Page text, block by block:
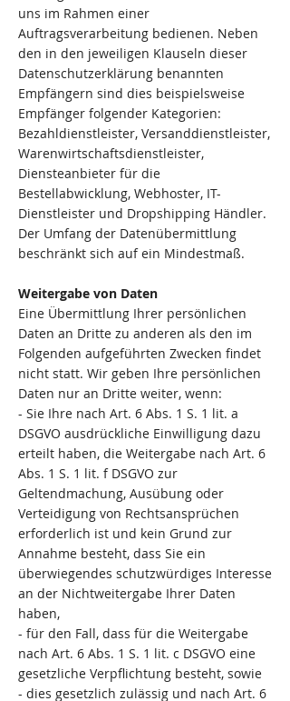
uns im Rahmen einer
Auftragsverarbeitung bedienen. Neben
den in den jeweiligen Klauseln dieser
Datenschutzerklärung benannten
Empfängern sind dies beispielsweise
Empfänger folgender Kategorien:
Bezahldienstleister, Versanddienstleister,
Warenwirtschaftsdienstleister,
Diensteanbieter für die
Bestellabwicklung, Webhoster, IT-
Dienstleister und Dropshipping Händler.
Der Umfang der Datenübermittlung
beschränkt sich auf ein Mindestmaß.
Weitergabe von Daten
Eine Übermittlung Ihrer persönlichen
Daten an Dritte zu anderen als den im
Folgenden aufgeführten Zwecken findet
nicht statt. Wir geben Ihre persönlichen
Daten nur an Dritte weiter, wenn:
- Sie Ihre nach Art. 6 Abs. 1 S. 1 lit. a
DSGVO ausdrückliche Einwilligung dazu
erteilt haben, die Weitergabe nach Art. 6
Abs. 1 S. 1 lit. f DSGVO zur
Geltendmachung, Ausübung oder
Verteidigung von Rechtsansprüchen
erforderlich ist und kein Grund zur
Annahme besteht, dass Sie ein
überwiegendes schutzwürdiges Interesse
an der Nichtweitergabe Ihrer Daten
haben,
- für den Fall, dass für die Weitergabe
nach Art. 6 Abs. 1 S. 1 lit. c DSGVO eine
gesetzliche Verpflichtung besteht, sowie
- dies gesetzlich zulässig und nach Art. 6